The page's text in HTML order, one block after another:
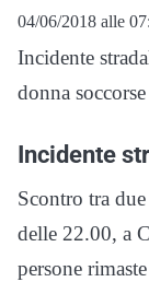
04/06/2018 alle
Incidente
donna
Incidente
Scontro tra
delle 22.00, a
persone